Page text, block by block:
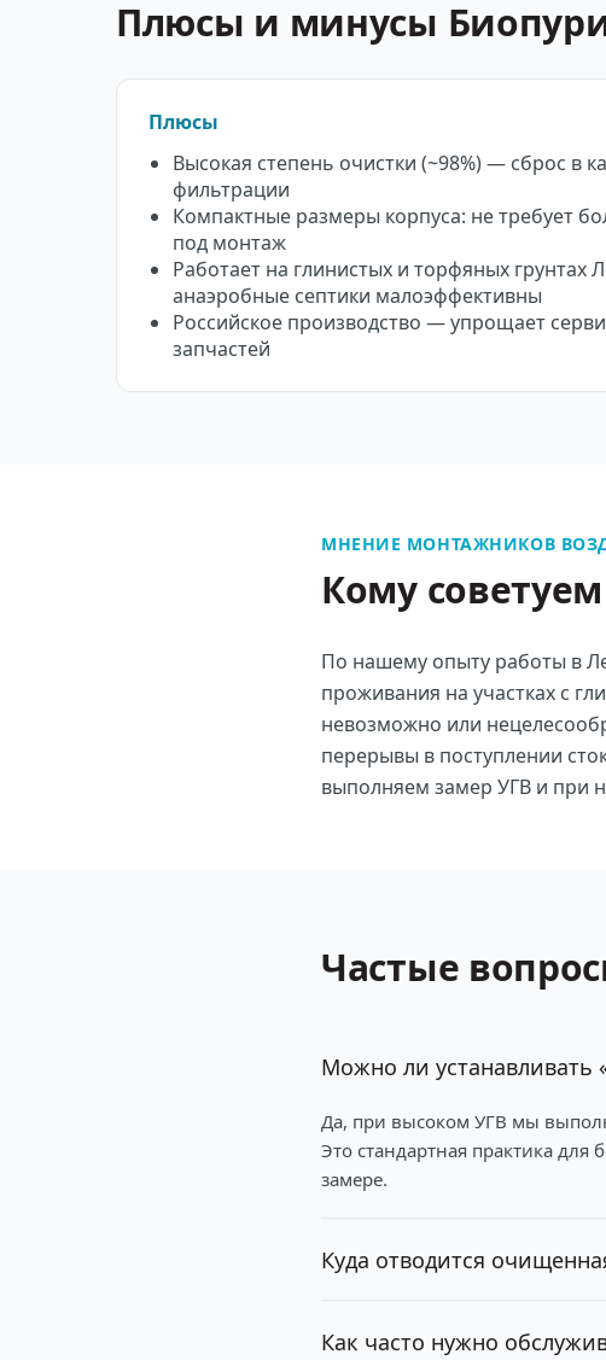
Плюсы и минусы
Плюсы
Высокая степень очистки (~98%) — сброс в
фильтрации
Компактные размеры корпуса: не требует
под монтаж
Работает на глинистых и торфяных грунтах
анаэробные септики малоэффективны
Российское производство — упрощает
запчастей
МНЕНИЕ МОНТАЖНИКОВ
Кому
По нашему опыту работы в
проживания на участках с
невозможно или
перерывы в поступлении
выполняем замер УГВ и при
Частые
Можно ли устанавливать
Да, при высоком УГВ мы
Это стандартная практика
замере.
Куда отводится
Как часто нужно